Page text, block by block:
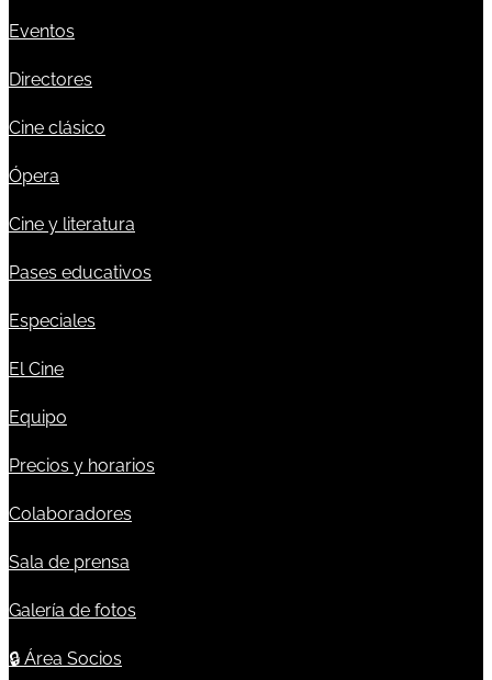
Eventos
Directores
Cine clásico
Ópera
Cine y literatura
Pases educativos
Especiales
El Cine
Equipo
Precios y horarios
Colaboradores
Sala de prensa
Galería de fotos
🔒 Área Socios